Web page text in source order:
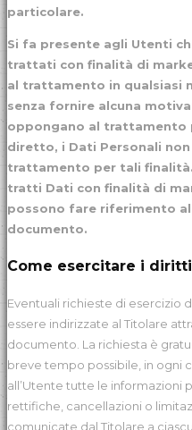
particolare.
Si fa presente agli Utenti
trattati con finalità di
al trattamento in qualsiasi
senza fornire alcuna
oppongano al trattamento
diretto, i Dati Personali
trattamento per tali
tratti Dati con finalità di
possono fare riferimento
documento.
Come esercitare i diritti
Eventuali richieste di esercizio
essere indirizzate al Titolare
documento. La richiesta è
breve tempo possibile, in ogni
all’Utente tutte le informazioni
rettifiche, cancellazioni o
comunicate dal Titolare a